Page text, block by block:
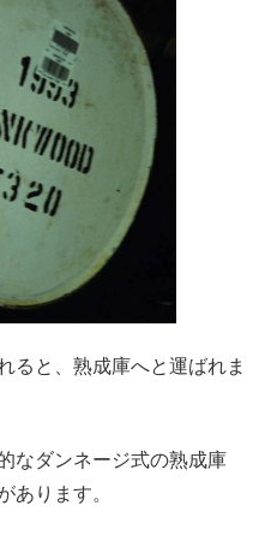
ると、熟成庫へと運ばれま
なダンネージ式の熟成庫
あります。